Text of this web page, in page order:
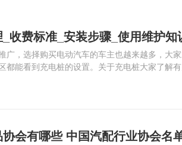
收费标准_安装步骤_使用维护知
广，选择购买电动汽车的车主也越来越多，大
都能看到充电桩的设置。关于充电桩大家了解
等方面为大家介绍有关充电桩的知识内容。
会有哪些 中国汽配行业协会名